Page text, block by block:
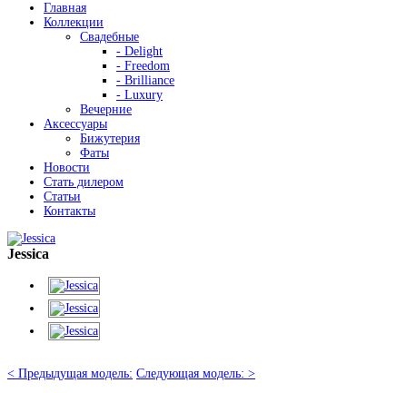
Главная
Коллекции
Свадебные
- Delight
- Freedom
- Brilliance
- Luxury
Вечерние
Аксессуары
Бижутерия
Фаты
Новости
Стать дилером
Статьи
Контакты
Jessica
< Предыдущая модель: Следующая модель: >